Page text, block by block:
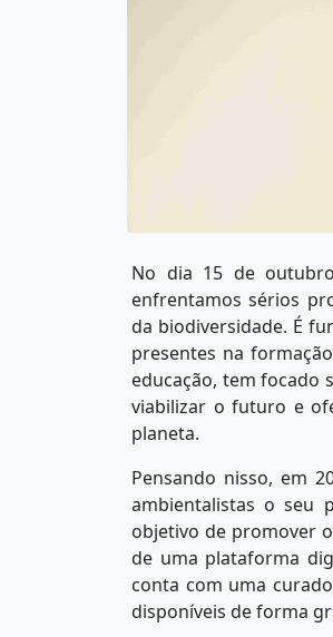
No dia 15 de
enfrentamos sérios
da biodiversidade. É
presentes na
educação, tem focado
viabilizar o futuro e
planeta.
Pensando nisso, em
ambientalistas o seu
objetivo de promover
de uma plataforma
conta com uma
disponíveis de forma